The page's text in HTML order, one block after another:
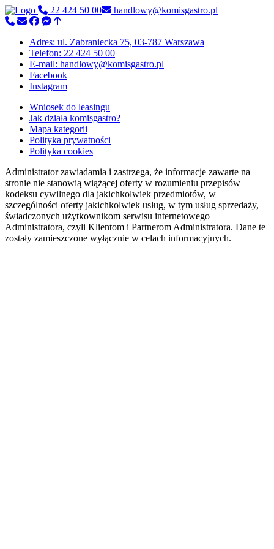
22 424 50 00 handlowy@komisgastro.pl
Adres: ul. Zabraniecka 75, 03-787 Warszawa
Telefon: 22 424 50 00
E-mail: handlowy@komisgastro.pl
Facebook
Instagram
Wniosek do leasingu
Jak działa komisgastro?
Mapa kategorii
Polityka prywatności
Polityka cookies
Administrator zawiadamia i zastrzega, że informacje zawarte na
stronie nie stanowią wiążącej oferty w rozumieniu przepisów
kodeksu cywilnego dla jakichkolwiek przedmiotów, w
szczególności oferty jakichkolwiek usług, w tym usług sprzedaży,
świadczonych użytkownikom serwisu internetowego
Administratora, czyli Klientom i Partnerom Administratora. Dane te
zostały zamieszczone wyłącznie w celach informacyjnych.